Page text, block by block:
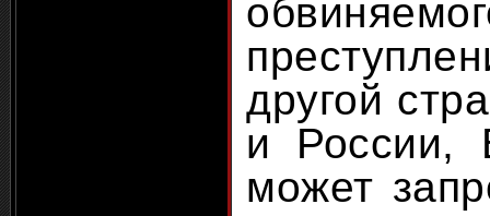
другой
и России,
может